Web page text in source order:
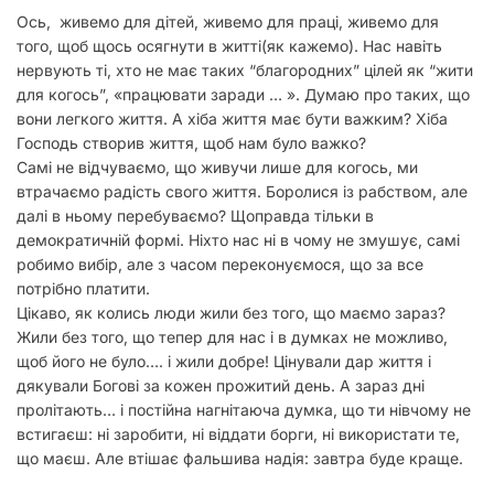
Ось, живемо для дітей, живемо для праці, живемо для
того, щоб щось осягнути в житті(як кажемо). Нас навіть
нервують ті, хто не має таких “благородних” цілей як “жити
для когось”, «працювати заради … ». Думаю про таких, що
вони легкого життя. А хіба життя має бути важким? Хіба
Господь створив життя, щоб нам було важко?
Самі не відчуваємо, що живучи лише для когось, ми
втрачаємо радість свого життя. Боролися із рабством, але
далі в ньому перебуваємо? Щоправда тільки в
демократичній формі. Ніхто нас ні в чому не змушує, самі
робимо вибір, але з часом переконуємося, що за все
потрібно платити.
Цікаво, як колись люди жили без того, що маємо зараз?
Жили без того, що тепер для нас і в думках не можливо,
щоб його не було…. і жили добре! Цінували дар життя і
дякували Богові за кожен прожитий день. А зараз дні
пролітають… і постійна нагнітаюча думка, що ти нівчому не
встигаєш: ні заробити, ні віддати борги, ні використати те,
що маєш. Але втішає фальшива надія: завтра буде краще.